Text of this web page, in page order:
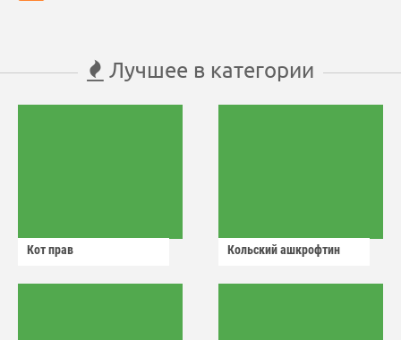
Лучшее в категории
Кот прав Кольский ашкрофтин